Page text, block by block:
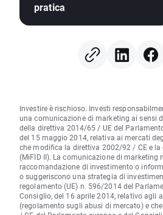
pratica
Investire è rischioso. Investi
una comunicazione di marketing ai sensi
della direttiva 2014/65 / UE del
del 15 maggio 2014, relativa ai mercati
che modifica la direttiva 2002/92 / CE e
(MiFID II). La comunicazione di marketing
raccomandazione di investimento o
o suggeriscono una strategia di
regolamento (UE) n. 596/2014 del
Consiglio, del 16 aprile 2014, relativo agli
(regolamento sugli abusi di mercato) e